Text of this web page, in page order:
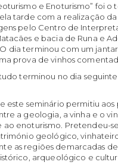
e Enoturismo” foi
tarde com a realização
pelo Centro de
e bacia de Runa e
dia terminou com um
prova de vinhos
terminou no dia
este seminário permitiu
a geologia, a vinha e o
ao enoturismo. Pretendeu-
geológico,
as regiões demarcadas
arqueológico e